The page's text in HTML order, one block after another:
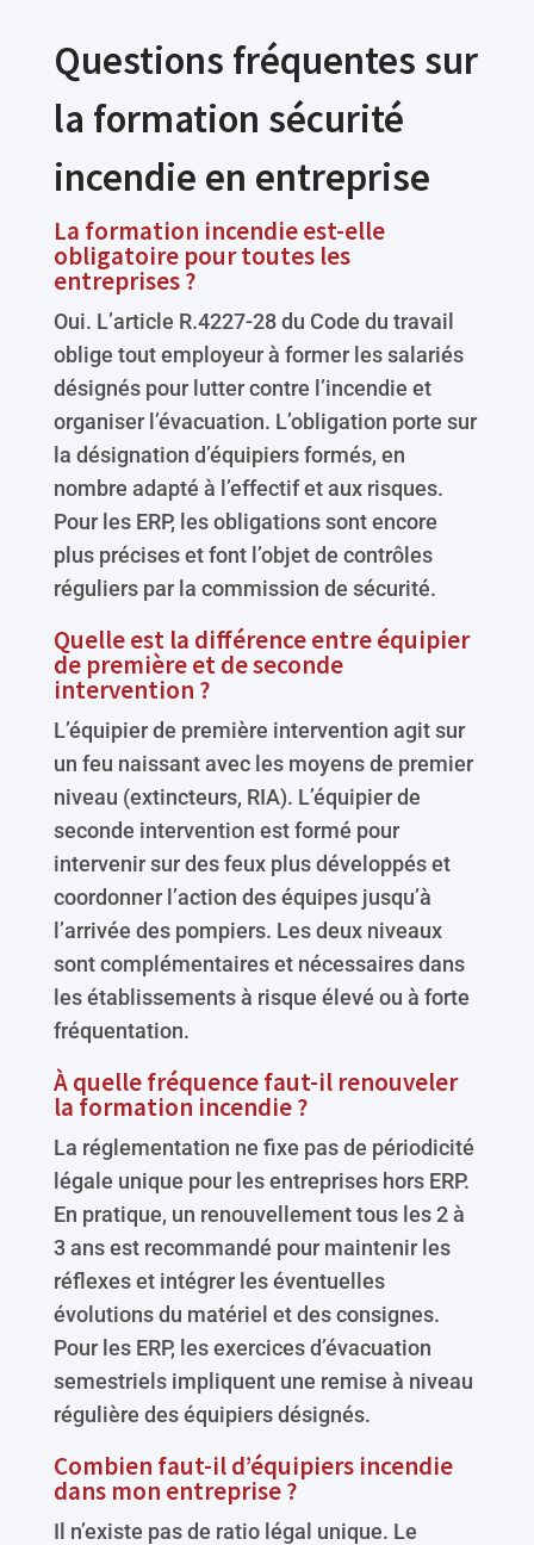
Questions fréquentes sur
la formation sécurité
incendie en entreprise
La formation incendie est-elle
obligatoire pour toutes les
entreprises ?
Oui. L’article R.4227-28 du Code du travail
oblige tout employeur à former les salariés
désignés pour lutter contre l’incendie et
organiser l’évacuation. L’obligation porte sur
la désignation d’équipiers formés, en
nombre adapté à l’effectif et aux risques.
Pour les ERP, les obligations sont encore
plus précises et font l’objet de contrôles
réguliers par la commission de sécurité.
Quelle est la différence entre équipier
de première et de seconde
intervention ?
L’équipier de première intervention agit sur
un feu naissant avec les moyens de premier
niveau (extincteurs, RIA). L’équipier de
seconde intervention est formé pour
intervenir sur des feux plus développés et
coordonner l’action des équipes jusqu’à
l’arrivée des pompiers. Les deux niveaux
sont complémentaires et nécessaires dans
les établissements à risque élevé ou à forte
fréquentation.
À quelle fréquence faut-il renouveler
la formation incendie ?
La réglementation ne fixe pas de périodicité
légale unique pour les entreprises hors ERP.
En pratique, un renouvellement tous les 2 à
3 ans est recommandé pour maintenir les
réflexes et intégrer les éventuelles
évolutions du matériel et des consignes.
Pour les ERP, les exercices d’évacuation
semestriels impliquent une remise à niveau
régulière des équipiers désignés.
Combien faut-il d’équipiers incendie
dans mon entreprise ?
Il n’existe pas de ratio légal unique. Le